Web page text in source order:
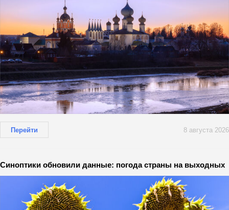
Перейти 8 августа 2026
Синоптики обновили данные: погода страны на выходных